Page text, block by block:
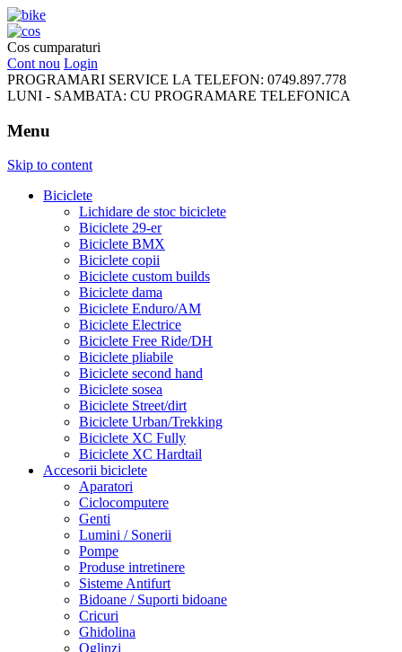
FreeRideBikes
Cos cumparaturi
Cont nou Login
PROGRAMARI SERVICE LA TELEFON: 0749.897.778
LUNI - SAMBATA: CU PROGRAMARE TELEFONICA
Menu
Skip to content
Biciclete
Lichidare de stoc biciclete
Biciclete 29-er
Biciclete BMX
Biciclete copii
Biciclete custom builds
Biciclete dama
Biciclete Enduro/AM
Biciclete Electrice
Biciclete Free Ride/DH
Biciclete pliabile
Biciclete second hand
Biciclete sosea
Biciclete Street/dirt
Biciclete Urban/Trekking
Biciclete XC Fully
Biciclete XC Hardtail
Accesorii biciclete
Aparatori
Ciclocomputere
Genti
Lumini / Sonerii
Pompe
Produse intretinere
Sisteme Antifurt
Bidoane / Suporti bidoane
Cricuri
Ghidolina
Oglinzi